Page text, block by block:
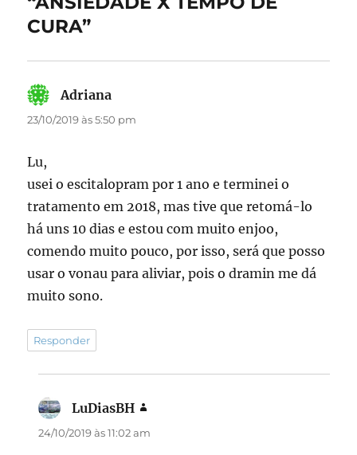
k
CURA”
Adriana
23/10/2019 às 5:50 pm
Lu,
usei o escitalopram por 1 ano e terminei o
tratamento em 2018, mas tive que retomá-lo
há uns 10 dias e estou com muito enjoo,
comendo muito pouco, por isso, será que posso
usar o vonau para aliviar, pois o dramin me dá
muito sono.
Responder
LuDiasBH
24/10/2019 às 11:02 am